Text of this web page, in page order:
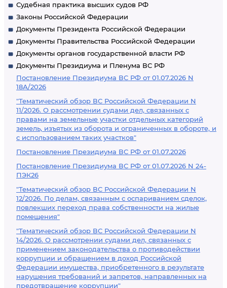
Судебная практика высших судов РФ
Законы Российской Федерации
Документы Президента Российской Федерации
Документы Правительства Российской Федерации
Документы органов государственной власти РФ
Документы Президиума и Пленума ВС РФ
Постановление Президиума ВС РФ от 01.07.2026 N
18А/2026
"Тематический обзор ВС Российской Федерации N
11/2026. О рассмотрении судами дел, связанных с
правами на земельные участки отдельных категорий
земель, изъятых из оборота и ограниченных в обороте, и
с использованием таких участков"
Постановление Президиума ВС РФ от 01.07.2026
Постановление Президиума ВС РФ от 01.07.2026 N 24-
ПЭК26
"Тематический обзор ВС Российской Федерации N
12/2026. По делам, связанным с оспариванием сделок,
повлекших переход права собственности на жилые
помещения"
"Тематический обзор ВС Российской Федерации N
14/2026. О рассмотрении судами дел, связанных с
применением законодательства о противодействии
коррупции и обращением в доход Российской
Федерации имущества, приобретенного в результате
нарушения требований и запретов, направленных на
предотвращение коррупции"